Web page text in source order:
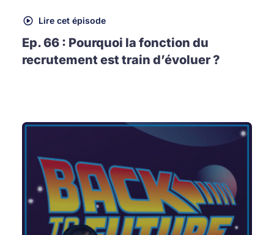
Lire cet épisode
Ep. 66 : Pourquoi la fonction du
recrutement est train d’évoluer ?